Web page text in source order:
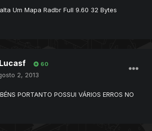
Um Mapa Radbr Full 9.60 32 Bytes
60
2, 2013
PORTANTO POSSUI VÁRIOS ERROS NO